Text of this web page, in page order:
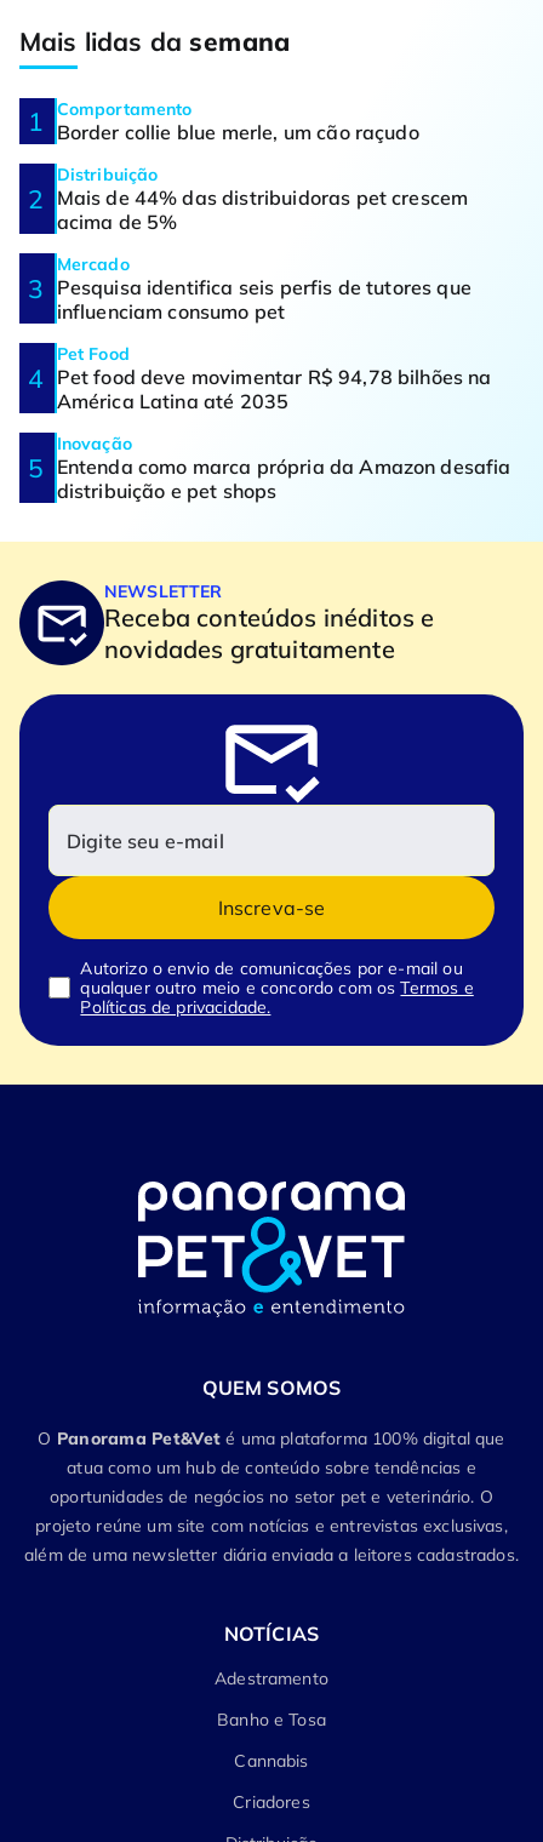
Mais lidas dasemana
Comportamento
Border collie blue merle, um cão raçudo
Distribuição
Mais de 44% das distribuidoras pet crescem
acima de 5%
Mercado
Pesquisa identifica seis perfis de tutores que
influenciam consumo pet
Pet Food
Pet food deve movimentar R$ 94,78 bilhões na
América Latina até 2035
Inovação
Entenda como marca própria da Amazon desafia
distribuição e pet shops
NEWSLETTER
Receba conteúdos inéditos e
novidades gratuitamente
Inscreva-se
Autorizo o envio de comunicações por e-mail ou
qualquer outro meio e concordo com osTermos e
Políticas de privacidade.
QUEM SOMOS
O Panorama Pet&Vet é uma plataforma 100% digital que
atua como um hub de conteúdo sobre tendências e
oportunidades de negócios no setor pet e veterinário. O
projeto reúne um site com notícias e entrevistas exclusivas,
além de uma newsletter diária enviada a leitores cadastrados.
NOTÍCIAS
Adestramento
Banho e Tosa
Cannabis
Criadores